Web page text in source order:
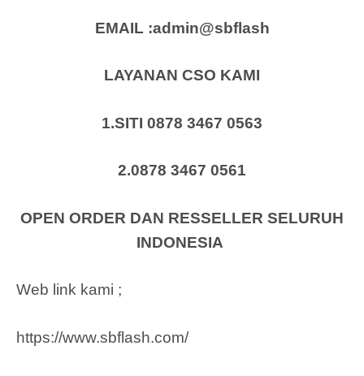
EMAIL :admin@sbflash
LAYANAN CSO KAMI
1.SITI 0878 3467 0563
2.0878 3467 0561
OPEN ORDER DAN RESSELLER SELURUH
INDONESIA
Web link kami ;
https://www.sbflash.com/